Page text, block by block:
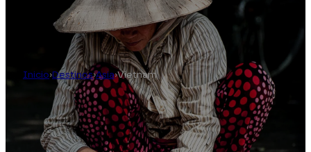
Inicio›Destinos›Asia›Vietnam